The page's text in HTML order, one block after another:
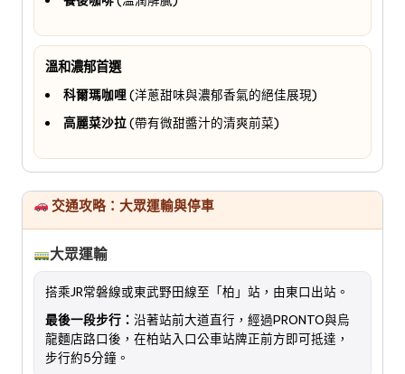
溫和濃郁首選
科爾瑪咖哩(洋蔥甜味與濃郁香氣的絕佳展現)
高麗菜沙拉(帶有微甜醬汁的清爽前菜)
交通攻略：大眾運輸與停車
大眾運輸
搭乘JR常磐線或東武野田線至「柏」站，由東口出站。
最後一段步行： 沿著站前大道直行，經過PRONTO與烏
龍麵店路口後，在柏站入口公車站牌正前方即可抵達，
步行約5分鐘。